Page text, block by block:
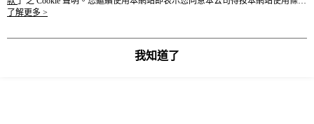
之 Cookie 聲明使用 cookie。
了解更多 >
我知道了